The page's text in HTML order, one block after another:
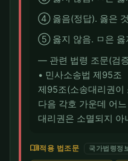
④ 옳음(정답). 옳은 것
⑤ 옳지 않음. ㅁ은 옳
― 관련 법령 조문(검
• 민사소송법 제95조
제95조(소송대리권이
다음 각호 가운데 어
대리권은 소멸되지 아
menu_book적용 법조문 국가법령정